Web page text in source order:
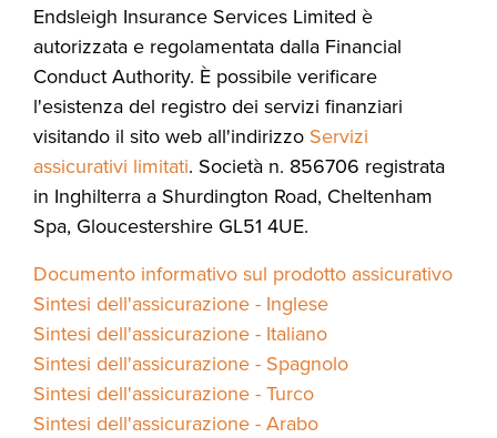
Endsleigh Insurance Services Limited è
autorizzata e regolamentata dalla Financial
Conduct Authority. È possibile verificare
l'esistenza del registro dei servizi finanziari
visitando il sito web all'indirizzo Servizi
assicurativi limitati. Società n. 856706 registrata
in Inghilterra a Shurdington Road, Cheltenham
Spa, Gloucestershire GL51 4UE.
Documento informativo sul prodotto assicurativo
Sintesi dell'assicurazione - Inglese
Sintesi dell'assicurazione - Italiano
Sintesi dell'assicurazione - Spagnolo
Sintesi dell'assicurazione - Turco
Sintesi dell'assicurazione - Arabo